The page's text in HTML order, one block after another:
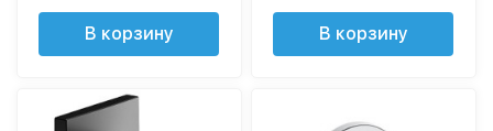
В корзину В корзину